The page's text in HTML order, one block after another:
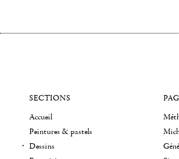
SECTIONS
Accueil
Peintures & pastels
Dessins